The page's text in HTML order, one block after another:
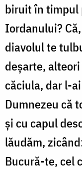
biruit în timpul
Iordanului?
diavolul te
deșarte,
căciula, dar l-
Dumnezeu că
și cu capul
lăudăm,
Bucură-te, cel